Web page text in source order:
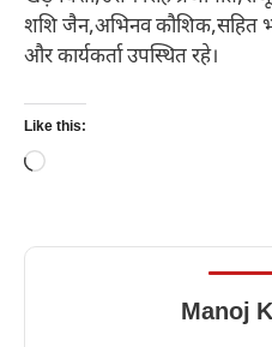
शशि जैन,अभिनव कौशिक,सहित
और कार्यकर्ता उपस्थित रहे।
Like this:
Loading…
Manoj